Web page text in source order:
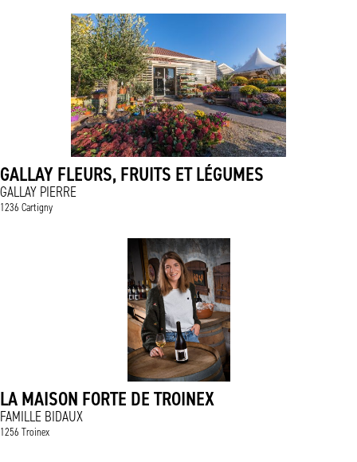
GALLAY FLEURS, FRUITS ET LÉGUMES
GALLAY PIERRE
1236 Cartigny
LA MAISON FORTE DE TROINEX
FAMILLE BIDAUX
1256 Troinex